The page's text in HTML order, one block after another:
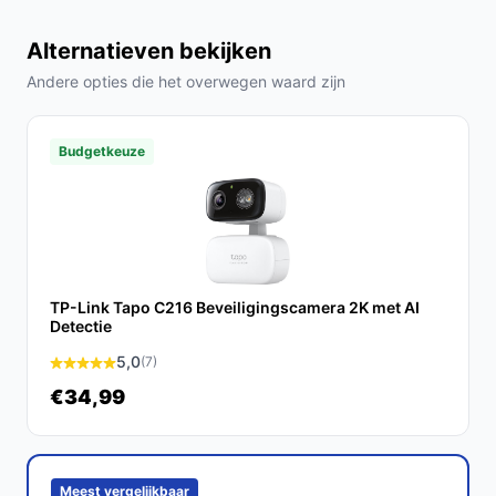
Hoe lang gaat dit product mee?
afhankelijk van de omgevingsfactoren.
Is dit geschikt voor binnen- of buitentoepassing?
Deze camera is veelzijdig en geschikt voor zowel
binnen- als buitentoepassing, maar is speciaal
ontworpen voor buitengebruik.
camera's?
De unieke combinatie van een dubbele lens, AI-detectie
en kleurennachtzicht maakt de Imou Cruiser Dual
superieur aan veel andere modellen.
Alternatieven bekijken
Andere opties die het overwegen waard zijn
Budgetkeuze
TP-Link Tapo C216 Beveiligingscamera 2K met AI
Detectie
5,0(7)
€34,99
Meest vergelijkbaar